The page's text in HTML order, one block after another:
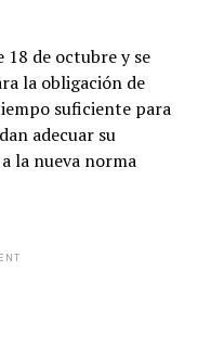
18 de octubre y se
la obligación de
suficiente para
adecuar su
la nueva norma